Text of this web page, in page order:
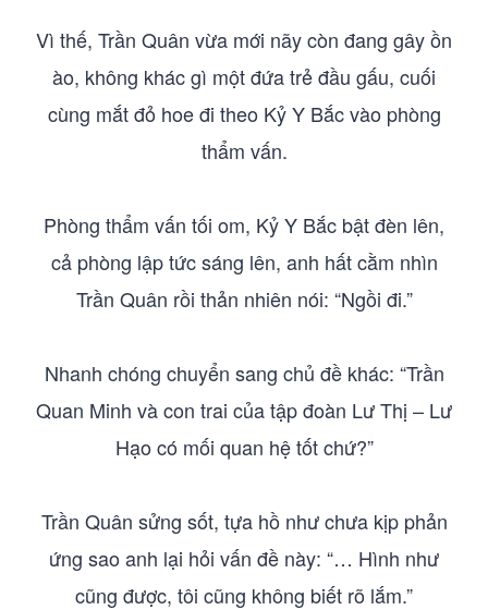
Vì thế, Trần Quân vừa mới nãy còn đang gây ồn
ào, không khác gì một đứa trẻ đầu gấu, cuối
cùng mắt đỏ hoe đi theo Kỷ Y Bắc vào phòng
thẩm vấn.
Phòng thẩm vấn tối om, Kỷ Y Bắc bật đèn lên,
cả phòng lập tức sáng lên, anh hất cằm nhìn
Trần Quân rồi thản nhiên nói: “Ngồi đi.”
Nhanh chóng chuyển sang chủ đề khác: “Trần
Quan Minh và con trai của tập đoàn Lư Thị – Lư
Hạo có mối quan hệ tốt chứ?”
Trần Quân sửng sốt, tựa hồ như chưa kịp phản
ứng sao anh lại hỏi vấn đề này: “… Hình như
cũng được, tôi cũng không biết rõ lắm.”